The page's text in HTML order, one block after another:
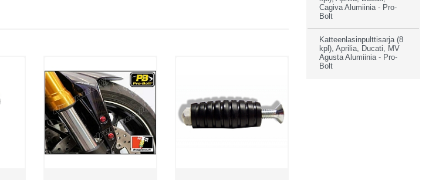
Cagiva Alumiinia - Pro-
Bolt
Katteenlasinpulttisarja (8
kpl), Aprilia, Ducati, MV
Agusta Alumiinia - Pro-
Bolt